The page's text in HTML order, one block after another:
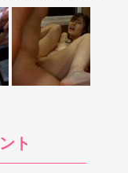
。側面からの足裏だ
っとクセがあります
えやすいのでオス
で踏ん張った足裏を
まった時間続きま
いるのがちょっと興
被せたままにしそう
ト